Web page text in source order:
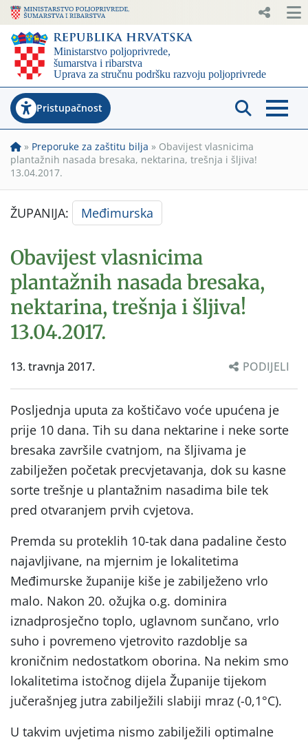
Pristupačnost
» Preporuke za zaštitu bilja » Obavijest vlasnicima
plantažnih nasada bresaka, nektarina, trešnja i šljiva!
13.04.2017.
ŽUPANIJA: Međimurska
Obavijest vlasnicima
plantažnih nasada bresaka,
nektarina, trešnja i šljiva!
13.04.2017.
13. travnja 2017. PODIJELI
Posljednja uputa za koštičavo voće upućena je
prije 10 dana. Tih su dana nektarine i neke sorte
bresaka završile cvatnjom, na šljivama je
zabilježen početak precvjetavanja, dok su kasne
sorte trešnje u plantažnim nasadima bile tek
pred otvaranjem prvih cvjetova.
Premda su proteklih 10-tak dana padaline često
najavljivane, na mjernim je lokalitetima
Međimurske županije kiše je zabilježeno vrlo
malo. Nakon 20. ožujka o.g. dominira
iznadprosječno toplo, uglavnom sunčano, vrlo
suho i povremeno vjetrovito razdoblje sa
kroničnim nedostatkom oborina. Na nekim smo
lokalitetima istočnog dijela Županije tijekom
jučerašnjeg jutra zabilježili slabiji mraz (-0,1°C).
U takvim uvjetima nismo zabilježili optimalne